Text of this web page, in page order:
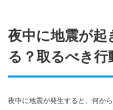
夜中に地震が起
る？取るべき行
夜中に地震が発生すると、何か